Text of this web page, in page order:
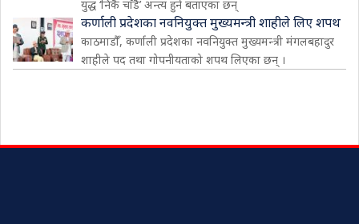
युद्ध ‘निकै चाँडै’ अन्त्य हुने बताएका छन्
कर्णाली प्रदेशका नवनियुक्त मुख्यमन्त्री शाहीले लिए शपथ
काठमाडौँ, कर्णाली प्रदेशका नवनियुक्त मुख्यमन्त्री मंगलबहादुर
शाहीले पद तथा गोपनीयताको शपथ लिएका छन् ।